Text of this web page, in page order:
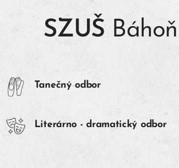
SZUŠBáhoň
Tanečný odbor
Literárno - dramatický odbor